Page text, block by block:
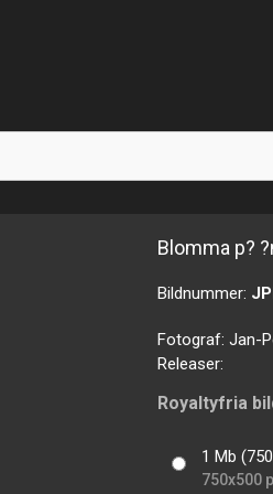
Blomma p?
Bildnummer:
Fotograf:Jan-
Releaser:
Royaltyfria
1 Mb
750x500